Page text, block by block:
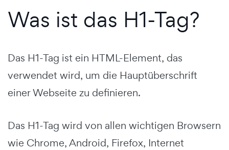
Was ist das H1-Tag?
Das H1-Tag ist ein HTML-Element, das
verwendet wird, um die Hauptüberschrift
einer Webseite zu definieren.
Das H1-Tag wird von allen wichtigen Browsern
wie Chrome, Android, Firefox, Internet